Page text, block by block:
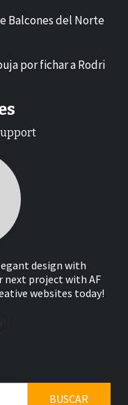
Balcones del Norte
por fichar a Rodri
design with
next project with AF
websites today!